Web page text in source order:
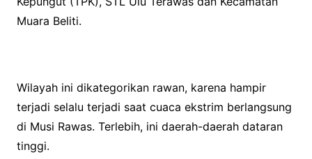
Muara Beliti.
Wilayah ini dikategorikan rawan, karena hampir
terjadi selalu terjadi saat cuaca ekstrim berlangsung
di Musi Rawas. Terlebih, ini daerah-daerah dataran
tinggi.